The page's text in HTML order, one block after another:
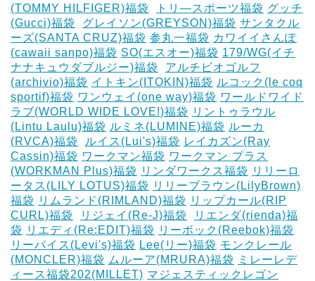
(TOMMY HILFIGER)福袋
トリ―スポーツ福袋 グッチ
(Gucci)福袋
グレイソン(GREYSON)福袋 サンタクル
ーズ(SANTA CRUZ)福袋 参丸一福袋 カワイイさんぽ
(cawaii sanpo)福袋 SO(エスオー)福袋 179/WG(イチ
ナナキュウダブルジー)福袋
アルチビオゴルフ
(archivio)福袋 イトキン(ITOKIN)福袋 ルコック(le coq
sportif)福袋 ワンウェイ(one way)福袋 ワールドワイド
ラブ(WORLD WIDE LOVE!)福袋 リントゥラウル
(Lintu Laulu)福袋 ルミネ(LUMINE)福袋 ルーカ
(RVCA)福袋
ルイス(Lui's)福袋 レイカズン(Ray
Cassin)福袋 ワークマン福袋 ワークマン プラス
(WORKMAN Plus)福袋 リンダワークス福袋 リリーロ
ータス(LILY LOTUS)福袋 リリーブラウン(LilyBrown)
福袋 リムランド(RIMLAND)福袋 リップカール(RIP
CURL)福袋
リジェイ(Re-J)福袋
リエンダ(rienda)福
袋 リエディ(Re:EDIT)福袋 リーボック(Reebok)福袋
リーバイス(Levi's)福袋 Lee(リー)福袋 モンクレール
(MONCLER)福袋 ムルーア(MRURA)福袋
ミレーレデ
ィース福袋202(MILLET) マジェスティックレゴン